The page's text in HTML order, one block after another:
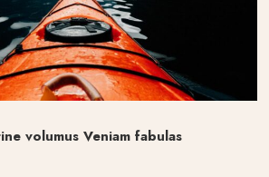
volumus Veniam fabulas